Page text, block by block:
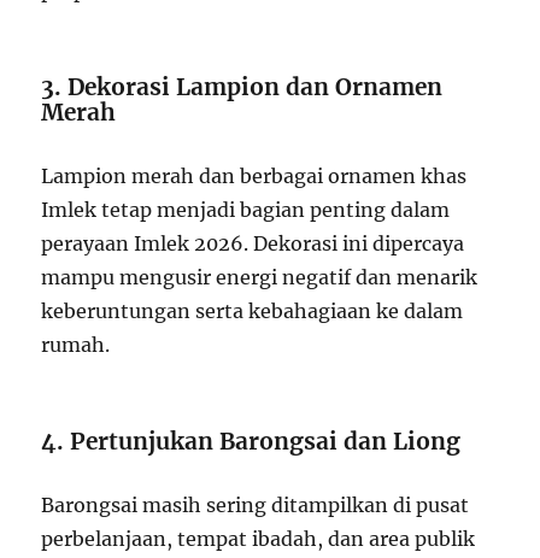
3. Dekorasi Lampion dan Ornamen
Merah
Lampion merah dan berbagai ornamen khas
Imlek tetap menjadi bagian penting dalam
perayaan Imlek 2026. Dekorasi ini dipercaya
mampu mengusir energi negatif dan menarik
keberuntungan serta kebahagiaan ke dalam
rumah.
4. Pertunjukan Barongsai dan Liong
Barongsai masih sering ditampilkan di pusat
perbelanjaan, tempat ibadah, dan area publik